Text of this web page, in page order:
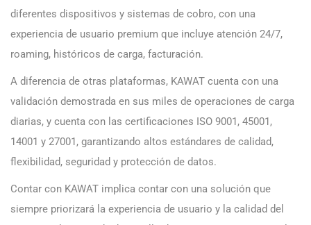
diferentes dispositivos y sistemas de cobro, con una
experiencia de usuario premium que incluye atención 24/7,
roaming, históricos de carga, facturación.
A diferencia de otras plataformas, KAWAT cuenta con una
validación demostrada en sus miles de operaciones de carga
diarias, y cuenta con las certificaciones ISO 9001, 45001,
14001 y 27001, garantizando altos estándares de calidad,
flexibilidad, seguridad y protección de datos.
Contar con KAWAT implica contar con una solución que
siempre priorizará la experiencia de usuario y la calidad del